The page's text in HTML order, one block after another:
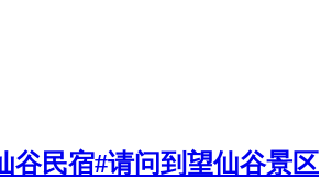
谷民宿#请问到望仙谷景区